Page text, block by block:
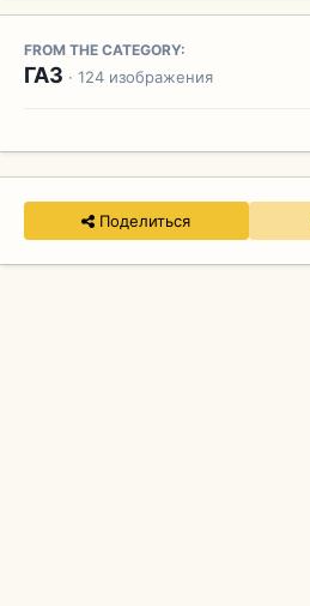
FROM THE CATEGORY:
ГАЗ · 124 изображения
Поделиться